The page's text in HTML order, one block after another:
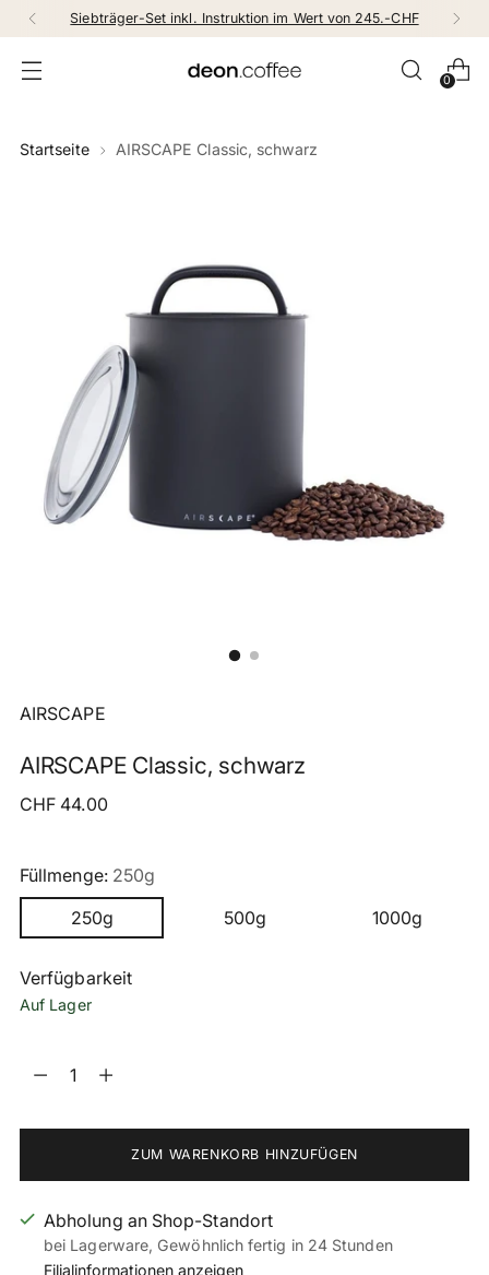
Siebträger-Set inkl. Instruktion im Wert von 245.-CHF
0
Startseite AIRSCAPE Classic, schwarz
AIRSCAPE
AIRSCAPE Classic, schwarz
Regulärer
CHF 44.00
Füllmenge: 250g
250g
500g 1000g
Verfügbarkeit
Auf Lager
Menge
ZUM WARENKORB HINZUFÜGEN
Abholung an Shop-Standort
bei Lagerware, Gewöhnlich fertig in 24 Stunden
Filialinformationen anzeigen